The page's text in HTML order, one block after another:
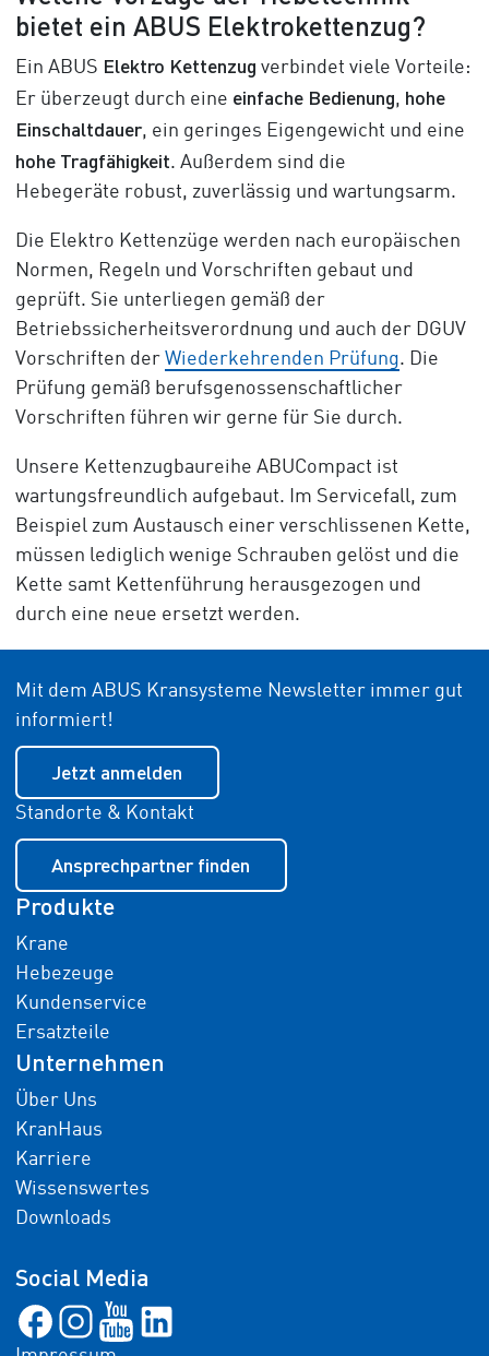
bietet ein ABUS Elektrokettenzug?
Ein ABUS Elektro Kettenzug verbindet viele Vorteile:
Er überzeugt durch eine einfache Bedienung, hohe
Einschaltdauer, ein geringes Eigengewicht und eine
hohe Tragfähigkeit. Außerdem sind die
Hebegeräte robust, zuverlässig und wartungsarm.
Die Elektro Kettenzüge werden nach europäischen
Normen, Regeln und Vorschriften gebaut und
geprüft. Sie unterliegen gemäß der
Betriebssicherheitsverordnung und auch der DGUV
Vorschriften der Wiederkehrenden Prüfung. Die
Prüfung gemäß berufsgenossenschaftlicher
Vorschriften führen wir gerne für Sie durch.
Unsere Kettenzugbaureihe ABUCompact ist
wartungsfreundlich aufgebaut. Im Servicefall, zum
Beispiel zum Austausch einer verschlissenen Kette,
müssen lediglich wenige Schrauben gelöst und die
Kette samt Kettenführung herausgezogen und
durch eine neue ersetzt werden.
Mit dem ABUS Kransysteme Newsletter immer gut
informiert!
Jetzt anmelden
Standorte & Kontakt
Ansprechpartner finden
Produkte
Krane
Hebezeuge
Kundenservice
Ersatzteile
Unternehmen
Über Uns
KranHaus
Karriere
Wissenswertes
Downloads
Social Media